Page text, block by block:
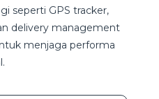
seperti GPS tracker,
delivery management
menjaga performa